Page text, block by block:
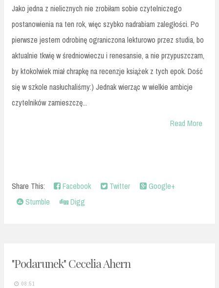
Jako jedna z nielicznych nie zrobiłam sobie czytelniczego
postanowienia na ten rok, więc szybko nadrabiam zaległości. Po
pierwsze jestem odrobinę ograniczona lekturowo przez studia, bo
aktualnie tkwię w średniowieczu i renesansie, a nie przypuszczam,
by ktokolwiek miał chrapkę na recenzje książek z tych epok. Dość
się w szkole nasłuchaliśmy:) Jednak wierząc w wielkie ambicje
czytelników zamieszczę...
Read More
Share This: Facebook Twitter
Google+
Stumble
Digg
"Podarunek" Cecelia Ahern
08:51